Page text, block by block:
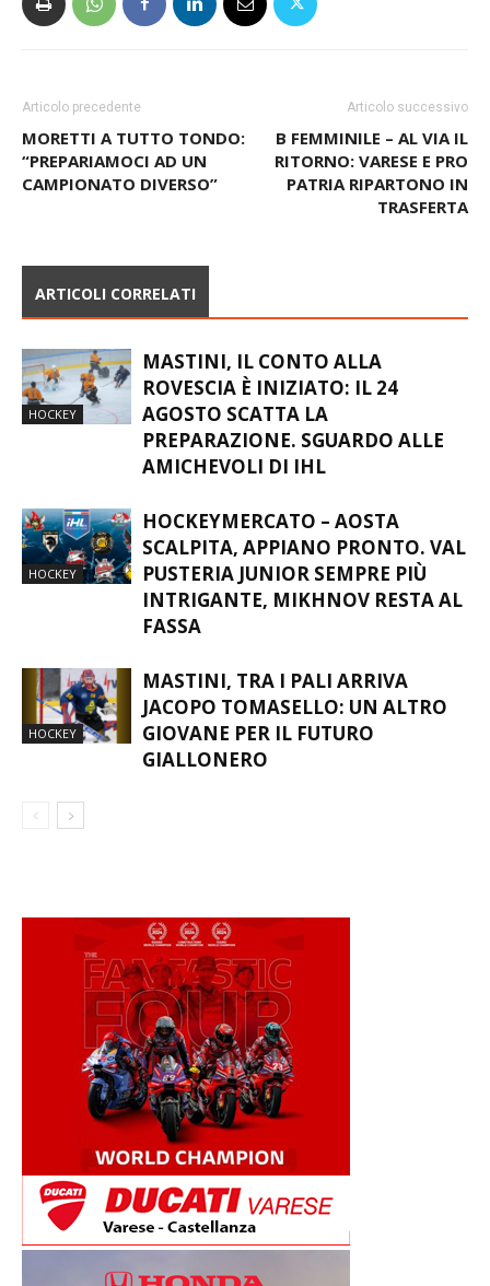
Articolo precedente
MORETTI A TUTTO TONDO:
“PREPARIAMOCI AD UN
CAMPIONATO DIVERSO”
Articolo successivo
B FEMMINILE – AL VIA IL
RITORNO: VARESE E PRO
PATRIA RIPARTONO IN
TRASFERTA
ARTICOLI CORRELATI
HOCKEY
MASTINI, IL CONTO ALLA
ROVESCIA È INIZIATO: IL 24
AGOSTO SCATTA LA
PREPARAZIONE. SGUARDO ALLE
AMICHEVOLI DI IHL
HOCKEY
HOCKEYMERCATO – AOSTA
SCALPITA, APPIANO PRONTO. VAL
PUSTERIA JUNIOR SEMPRE PIÙ
INTRIGANTE, MIKHNOV RESTA AL
FASSA
HOCKEY
MASTINI, TRA I PALI ARRIVA
JACOPO TOMASELLO: UN ALTRO
GIOVANE PER IL FUTURO
GIALLONERO